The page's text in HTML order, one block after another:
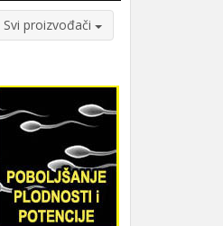
Svi proizvođači